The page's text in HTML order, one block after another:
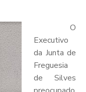
O
Executivo
da Junta de
Freguesia
de Silves